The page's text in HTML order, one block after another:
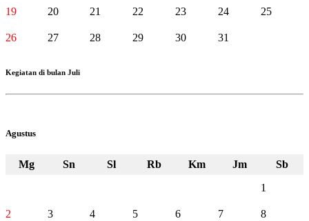
19 20 21 22 23 24 25
26 27 28 29 30 31
Kegiatan di bulan Juli
Agustus
Mg Sn Sl Rb Km Jm
Sb
1
2 3 4 5 6 7 8